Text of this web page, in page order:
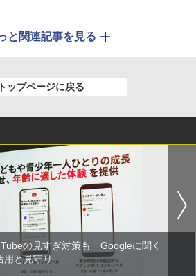
と関連記事を見る
トップページに戻る
の見すぎ対策も Googleに聞く
用と見守り